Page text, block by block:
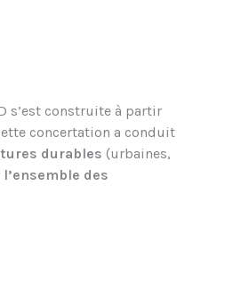
s’est construite à partir
concertation a conduit
durables (urbaines,
des